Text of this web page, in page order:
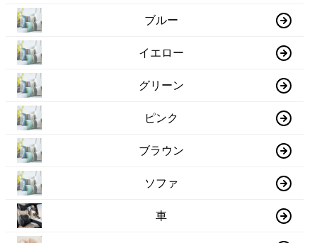
ブルー
イエロー
グリーン
ピンク
ブラウン
ソファ
車